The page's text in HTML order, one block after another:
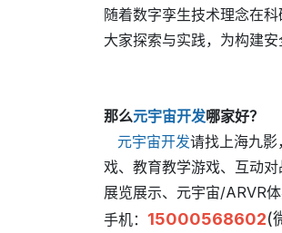
随着数字孪生技术理念在
大家探索与实践，为构建
那么元宇宙开发哪家好？
元宇宙开发请找上海九影
戏、教育教学游戏、互动
展览展示、元宇宙/ARVR体
手机： 15000568602(